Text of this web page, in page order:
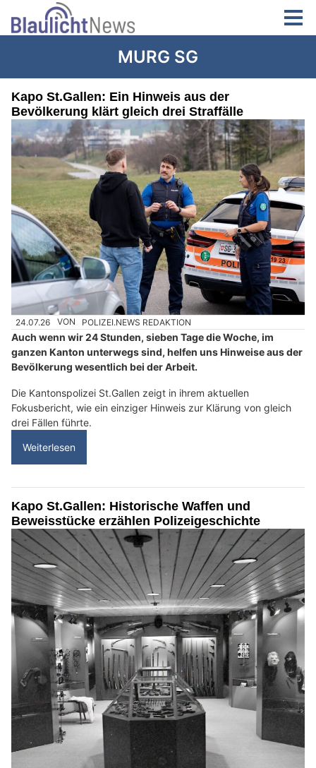
MURG SG
Kapo St.Gallen: Ein Hinweis aus der
Bevölkerung klärt gleich drei Straffälle
24.07.26 VON POLIZEI.NEWS REDAKTION
Auch wenn wir 24 Stunden, sieben Tage die Woche, im
ganzen Kanton unterwegs sind, helfen uns Hinweise aus der
Bevölkerung wesentlich bei der Arbeit.
Die Kantonspolizei St.Gallen zeigt in ihrem aktuellen
Fokusbericht, wie ein einziger Hinweis zur Klärung von gleich
drei Fällen führte.
Weiterlesen
Kapo St.Gallen: Historische Waffen und
Beweisstücke erzählen Polizeigeschichte